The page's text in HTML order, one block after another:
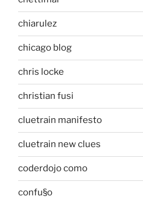
chiarulez
chicago blog
chris locke
christian fusi
cluetrain manifesto
cluetrain new clues
coderdojo como
confu§o